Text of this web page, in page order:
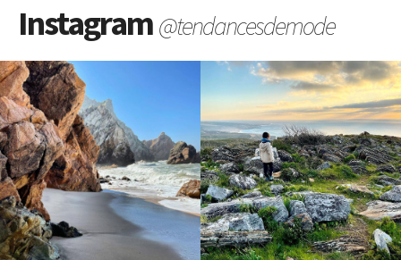
Instagram@tendancesdemode